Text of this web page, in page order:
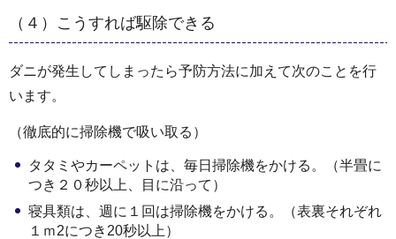
（４）こうすれば駆除できる
ダニが発生してしまったら予防方法に加えて次のことを行
います。
（徹底的に掃除機で吸い取る）
タタミやカーペットは、毎日掃除機をかける。（半畳に
つき２０秒以上、目に沿って）
寝具類は、週に１回は掃除機をかける。（表裏それぞれ
１ｍ2につき20秒以上）